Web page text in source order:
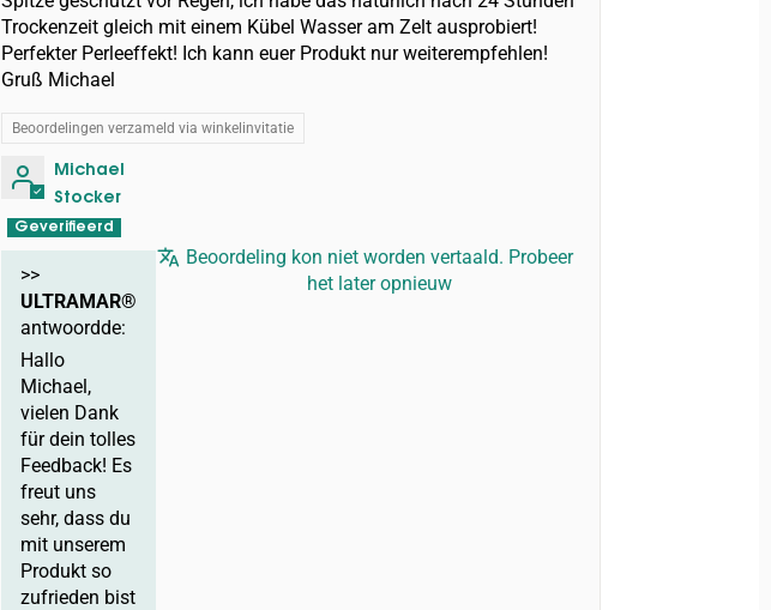
Michael
Stocker
Trockenzeit gleich mit einem Kübel Wasser am Zelt ausprobiert!
Perfekter Perleeffekt! Ich kann euer Produkt nur weiterempfehlen!
Gruß Michael
Beoordelingen verzameld via winkelinvitatie
>>
ULTRAMAR®
antwoordde:
Hallo
Michael,
vielen Dank
für dein tolles
Feedback! Es
freut uns
sehr, dass du
mit unserem
Produkt so
zufrieden bist
Beoordeling kon niet worden vertaald. Probeer
het later opnieuw